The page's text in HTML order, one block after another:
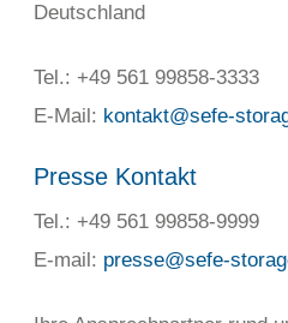
Deutschland
Tel.: +49 561 99858-3333
E-Mail: kontakt@sefe-
Presse Kontakt
Tel.: +49 561 99858-9999
E-mail: presse@sefe-